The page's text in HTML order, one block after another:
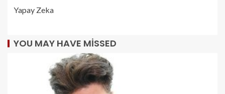
Yapay Zeka
YOU MAY HAVE MISSED